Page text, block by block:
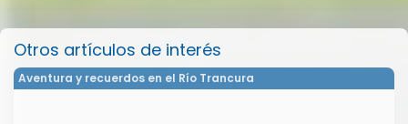
Otros artículos de interés
Aventura y recuerdos en el Río Trancura